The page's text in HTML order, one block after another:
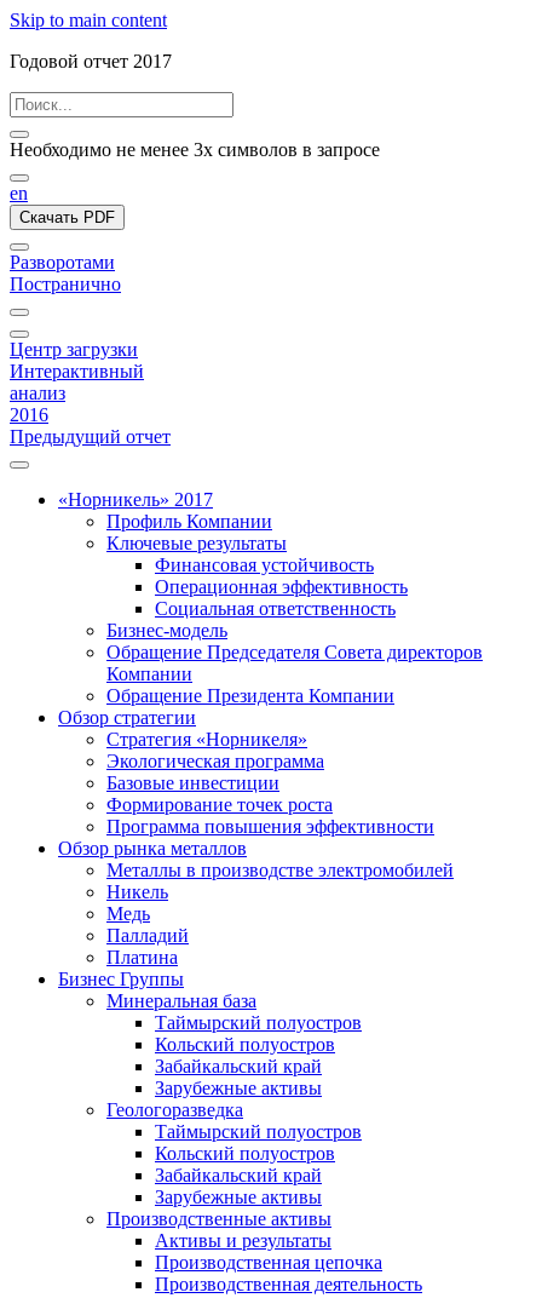
Skip to main content
Годовой отчет 2017
Необходимо не менее 3х символов в запросе
en
Скачать PDF
Разворотами
Постранично
Центр загрузки
Интерактивный
анализ
2016
Предыдущий отчет
«Норникель» 2017
Профиль Компании
Ключевые результаты
Финансовая устойчивость
Операционная эффективность
Социальная ответственность
Бизнес-модель
Обращение Председателя Совета директоров
Компании
Обращение Президента Компании
Обзор стратегии
Стратегия «Норникеля»
Экологическая программа
Базовые инвестиции
Формирование точек роста
Программа повышения эффективности
Обзор рынка металлов
Металлы в производстве электромобилей
Никель
Медь
Палладий
Платина
Бизнес Группы
Минеральная база
Таймырский полуостров
Кольский полуостров
Забайкальский край
Зарубежные активы
Геологоразведка
Таймырский полуостров
Кольский полуостров
Забайкальский край
Зарубежные активы
Производственные активы
Активы и результаты
Производственная цепочка
Производственная деятельность